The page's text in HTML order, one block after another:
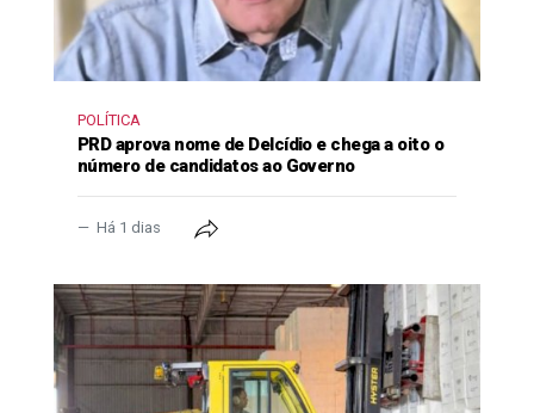
POLÍTICA
PRD aprova nome de Delcídio e chega a oito o
número de candidatos ao Governo
Há 1 dias